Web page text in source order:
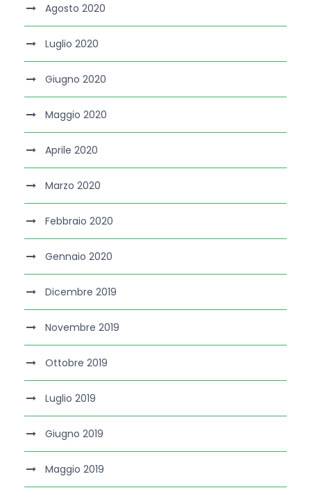
Agosto 2020
Luglio 2020
Giugno 2020
Maggio 2020
Aprile 2020
Marzo 2020
Febbraio 2020
Gennaio 2020
Dicembre 2019
Novembre 2019
Ottobre 2019
Luglio 2019
Giugno 2019
Maggio 2019